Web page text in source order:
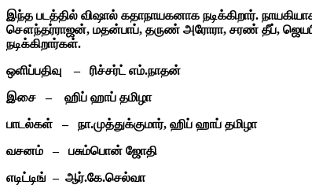
இந்த படத்தில் விஷால் கதாநாயகனாக நடிக்கிறார்.
சௌந்தர்ராஜன், மதன்பாப், தருண் அரோரா, சரண் தீப்,
ஒளிப்பதிவு – ரிச்சர்ட் எம்.நாதன்
இசை – ஹிப் ஹாப் தமிழா
பாடல்கள் – நா.முத்துக்குமார்,
வசனம் – பசும்பொன்
எடிட்டிங் –